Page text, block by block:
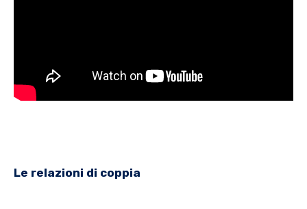
Le relazioni di coppia